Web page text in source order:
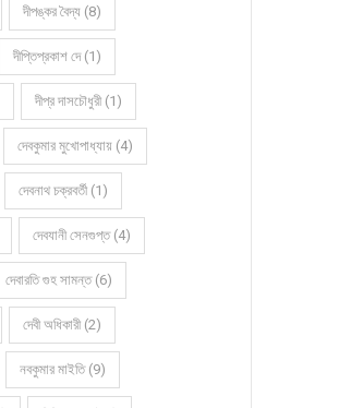
দীপঙ্কর বৈদ্য (8)
দীপ্তিপ্রকাশ দে (1)
দীপ্র দাসচৌধুরী (1)
দেবকুমার মুখোপাধ্যায় (4)
দেবনাথ চক্রবর্তী (1)
দেবযানী সেনগুপ্ত (4)
দেবারতি গুহ সামন্ত (6)
দেবী অধিকারী (2)
নবকুমার মাইতি (9)